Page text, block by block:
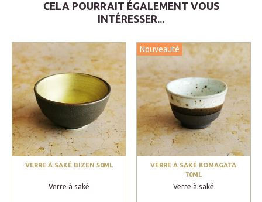
CELA POURRAIT ÉGALEMENT VOUS
INTÉRESSER...
VERRE À SAKÉ BIZEN 50ML
Verre à saké
Nouveauté
VERRE À SAKÉ KOMAGATA
70ML
Verre à saké